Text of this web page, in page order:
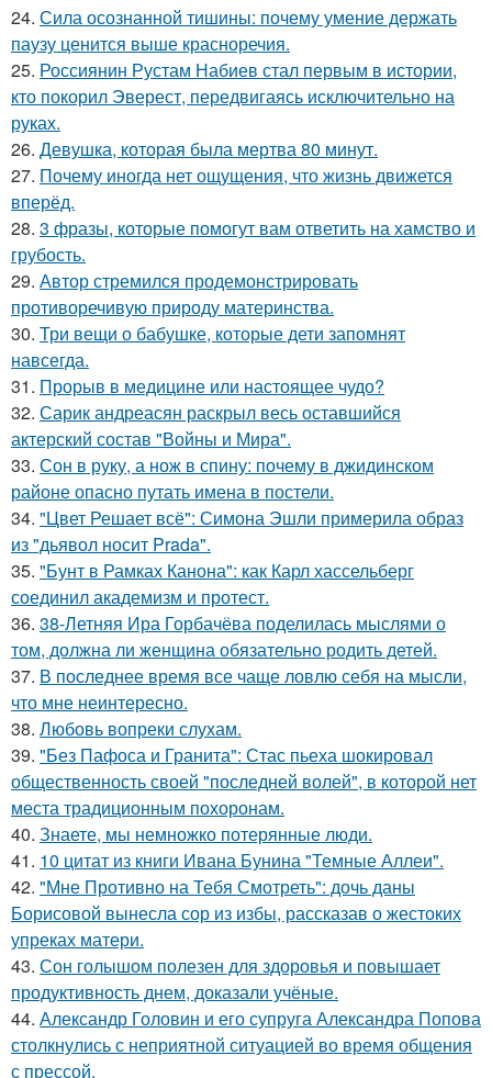
24. Сила осознанной тишины: почему умение держать
паузу ценится выше красноречия.
25. Россиянин Рустам Набиев стал первым в истории,
кто покорил Эверест, передвигаясь исключительно на
руках.
26. Девушка, которая была мертва 80 минут.
27. Почему иногда нет ощущения, что жизнь движется
вперёд.
28. 3 фразы, которые помогут вам ответить на хамство и
грубость.
29. Автор стремился продемонстрировать
противоречивую природу материнства.
30. Три вещи о бабушке, которые дети запомнят
навсегда.
31. Прорыв в медицине или настоящее чудо?
32. Сарик андреасян раскрыл весь оставшийся
актерский состав "Войны и Мира".
33. Сон в руку, а нож в спину: почему в джидинском
районе опасно путать имена в постели.
34. "Цвет Решает всё": Симона Эшли примерила образ
из "дьявол носит Prada".
35. "Бунт в Рамках Канона": как Карл хассельберг
соединил академизм и протест.
36. 38-Летняя Ира Горбачёва поделилась мыслями о
том, должна ли женщина обязательно родить детей.
37. В последнее время все чаще ловлю себя на мысли,
что мне неинтересно.
38. Любовь вопреки слухам.
39. "Без Пафоса и Гранита": Стас пьеха шокировал
общественность своей "последней волей", в которой нет
места традиционным похоронам.
40. Знаете, мы немножко потерянные люди.
41. 10 цитат из книги Ивана Бунина "Темные Аллеи".
42. "Мне Противно на Тебя Смотреть": дочь даны
Борисовой вынесла сор из избы, рассказав о жестоких
упреках матери.
43. Сон голышом полезен для здоровья и повышает
продуктивность днем, доказали учёные.
44. Александр Головин и его супруга Александра Попова
столкнулись с неприятной ситуацией во время общения
с прессой.